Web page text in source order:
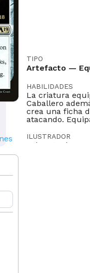
TIPO
Artefacto —
HABILIDADES
La criatura
Caballero
crea una ficha
atacando.
ILUSTRADOR
John Stanko